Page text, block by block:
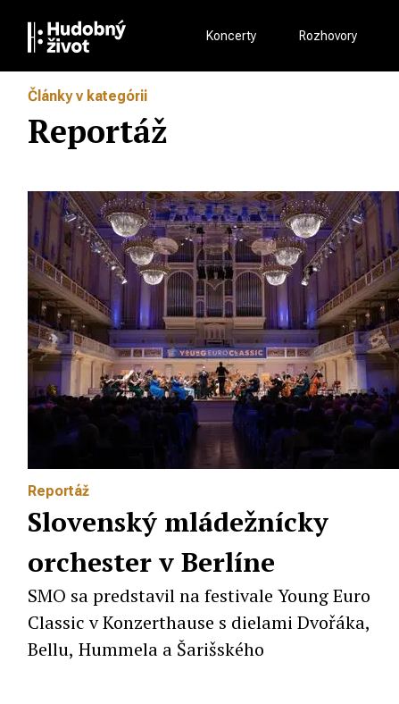
Koncerty Rozhovory
Články v kategórii
Reportáž
Reportáž
Slovenský mládežnícky
orchester v Berlíne
SMO sa predstavil na festivale Young Euro
Classic v Konzerthause s dielami Dvořáka,
Bellu, Hummela a Šarišského